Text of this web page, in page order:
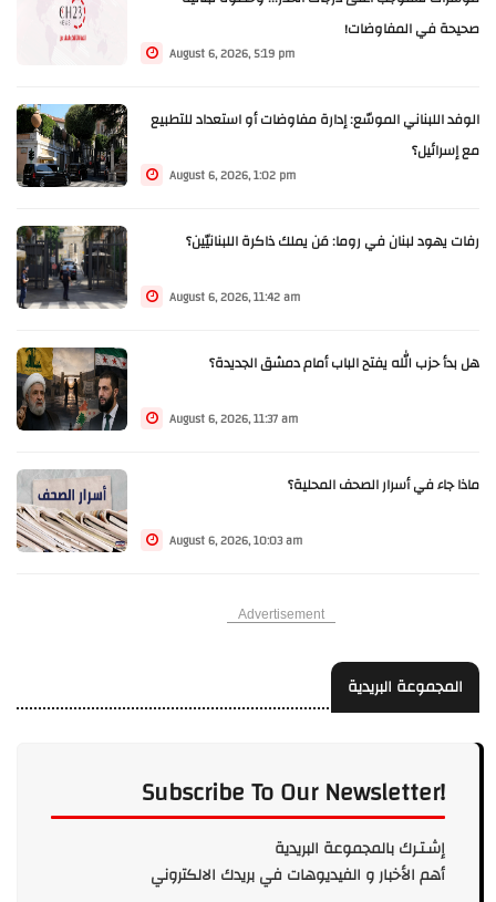
صحيحة في المفاوضات!
August 6, 2026, 5:19 pm
الوفد اللبناني الموسّع: إدارة مفاوضات أو استعداد للتطبيع
مع إسرائيل؟
August 6, 2026, 1:02 pm
رفات يهود لبنان في روما: مَن يملك ذاكرة اللبنانيّين؟
August 6, 2026, 11:42 am
هل بدأ حزب الله يفتح الباب أمام دمشق الجديدة؟
August 6, 2026, 11:37 am
ماذا جاء في أسرار الصحف المحلية؟
August 6, 2026, 10:03 am
Advertisement
المجموعة البريدية
Subscribe To Our Newsletter!
إشـتـرك بالمجموعة البريدية
أهم الأخبار و الفيديوهات في بريدك الالكتروني